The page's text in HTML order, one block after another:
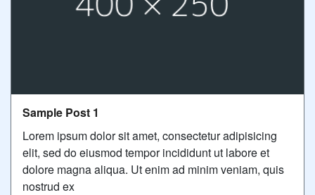
Sample Post 1
Lorem ipsum dolor sit amet, consectetur adipisicing
elit, sed do eiusmod tempor incididunt ut labore et
dolore magna aliqua. Ut enim ad minim veniam, quis
nostrud ex